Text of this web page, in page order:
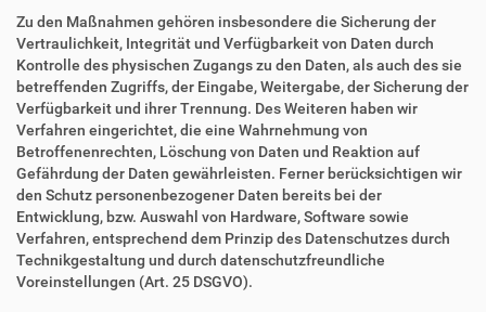
Zu den Maßnahmen gehören insbesondere die Sicherung der
Vertraulichkeit, Integrität und Verfügbarkeit von Daten durch
Kontrolle des physischen Zugangs zu den Daten, als auch des sie
betreffenden Zugriffs, der Eingabe, Weitergabe, der Sicherung der
Verfügbarkeit und ihrer Trennung. Des Weiteren haben wir
Verfahren eingerichtet, die eine Wahrnehmung von
Betroffenenrechten, Löschung von Daten und Reaktion auf
Gefährdung der Daten gewährleisten. Ferner berücksichtigen wir
den Schutz personenbezogener Daten bereits bei der
Entwicklung, bzw. Auswahl von Hardware, Software sowie
Verfahren, entsprechend dem Prinzip des Datenschutzes durch
Technikgestaltung und durch datenschutzfreundliche
Voreinstellungen (Art. 25 DSGVO).